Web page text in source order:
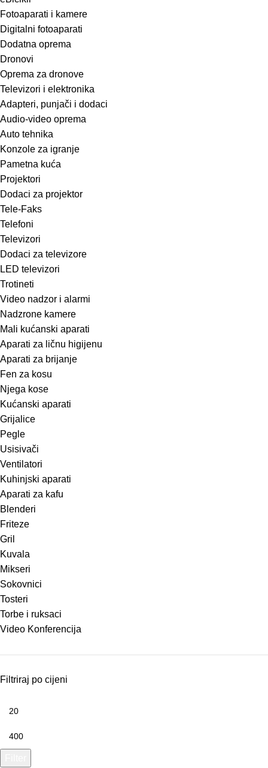
Fotoaparati i kamere
Digitalni fotoaparati
Dodatna oprema
Dronovi
Oprema za dronove
Televizori i elektronika
Adapteri, punjači i dodaci
Audio-video oprema
Auto tehnika
Konzole za igranje
Pametna kuća
Projektori
Dodaci za projektor
Tele-Faks
Telefoni
Televizori
Dodaci za televizore
LED televizori
Trotineti
Video nadzor i alarmi
Nadzrone kamere
Mali kućanski aparati
Aparati za ličnu higijenu
Aparati za brijanje
Fen za kosu
Njega kose
Kućanski aparati
Grijalice
Pegle
Usisivači
Ventilatori
Kuhinjski aparati
Aparati za kafu
Blenderi
Friteze
Gril
Kuvala
Mikseri
Sokovnici
Tosteri
Torbe i ruksaci
Video Konferencija
Filtriraj po cijeni